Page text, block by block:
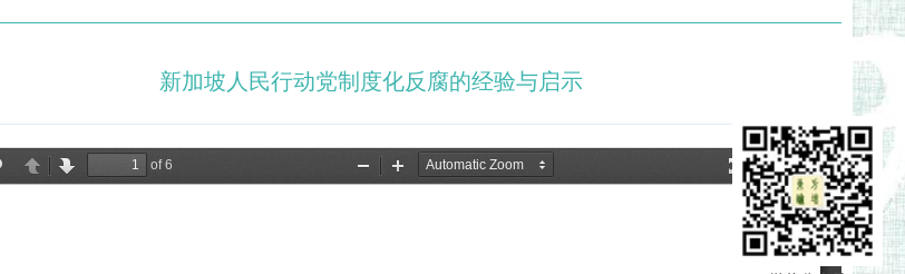
新加坡人民行动党制度化反腐的经验与启示